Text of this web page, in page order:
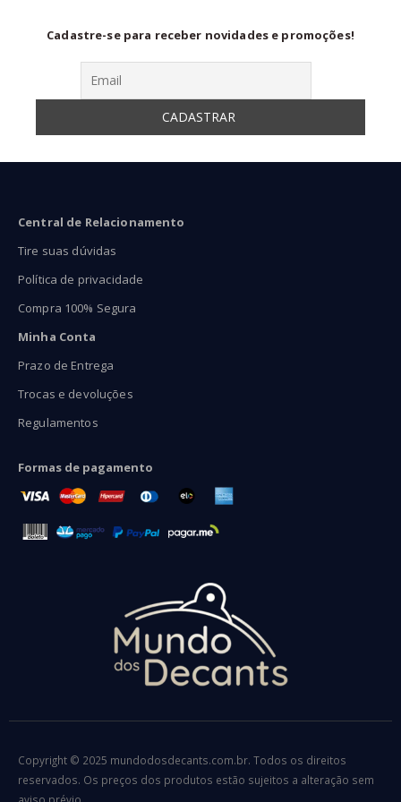
Cadastre-se para receber novidades e promoções!
Central de Relacionamento
Tire suas dúvidas
Política de privacidade
Compra 100% Segura
Minha Conta
Prazo de Entrega
Trocas e devoluções
Regulamentos
Formas de pagamento
Copyright © 2025 mundodosdecants.com.br. Todos os direitos
reservados. Os preços dos produtos estão sujeitos a alteração sem